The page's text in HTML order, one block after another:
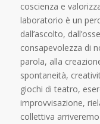
coscienza e
laboratorio è un
dall’ascolto,
consapevolezza di
parola, alla
spontaneità,
giochi di teatro,
improvvisazione,
collettiva